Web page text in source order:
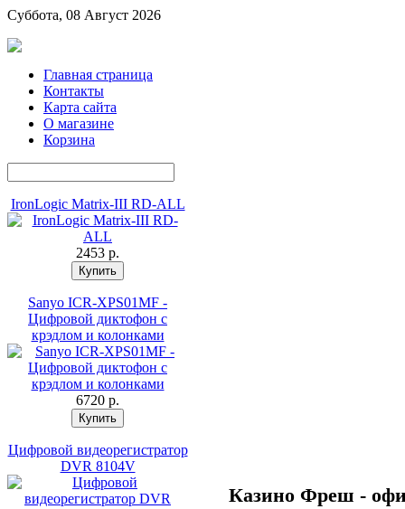
Суббота, 08 Август 2026
Главная страница
Контакты
Карта сайта
О магазине
Корзина
IronLogic Matrix-III RD-ALL
2453 p.
Sanyo ICR-XPS01MF -
Цифровой диктофон с
крэдлом и колонками
6720 p.
Цифровой видеорегистратор
DVR 8104V
Казино Фреш -